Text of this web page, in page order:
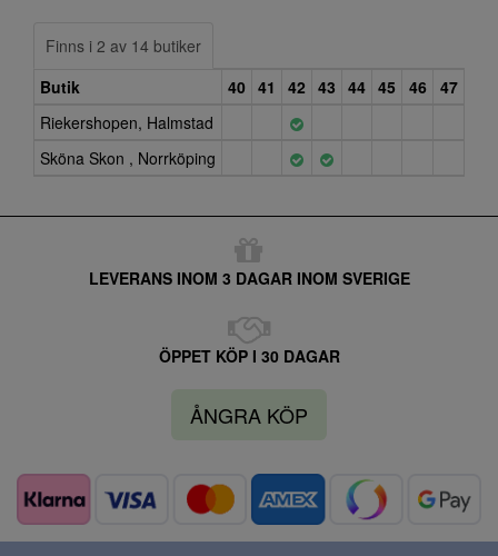
Finns i 2 av 14 butiker
Butik
40 41 42 43 44 45 46
47
Riekershopen, Halmstad
Sköna Skon , Norrköping
LEVERANS INOM 3 DAGAR INOM SVERIGE
ÖPPET KÖP I 30 DAGAR
ÅNGRA KÖP